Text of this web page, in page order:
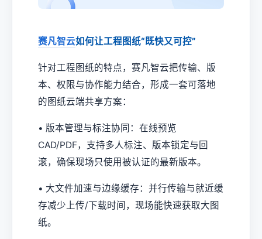
赛凡智云如何让工程图纸“既快又可控”
针对工程图纸的特点，赛凡智云把传输、版
本、权限与协作能力结合，形成一套可落地
的图纸云端共享方案：
• 版本管理与标注协同：在线预览
CAD/PDF，支持多人标注、版本锁定与回
滚，确保现场只使用被认证的最新版本。
• 大文件加速与边缘缓存：并行传输与就近缓
存减少上传/下载时间，现场能快速获取大图
纸。